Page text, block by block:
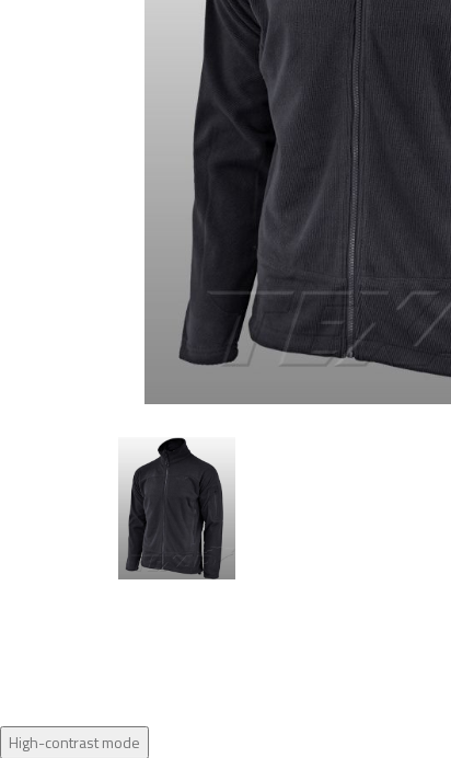
High-contrast mode